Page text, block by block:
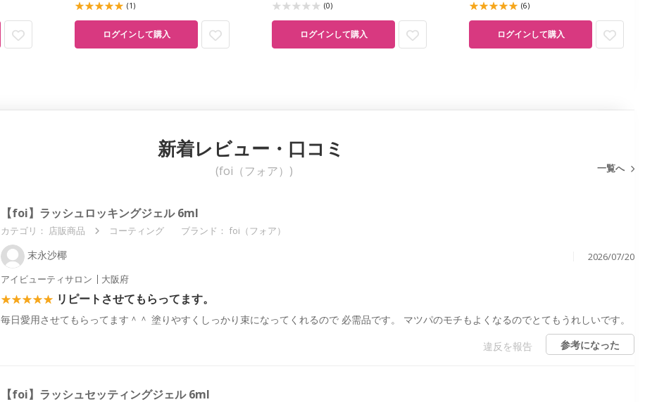
(1)
ログインして購入
(0)
ログインして購入
(6)
ログインして購入
新着レビュー・口コミ
(foi（フォア）) 一覧へ
【foi】ラッシュロッキングジェル 6ml
カテゴリ： 店販商品 コーティング ブランド： foi（フォア）
末永沙椰
2026/07/20
アイビューティサロン
大阪府
リピートさせてもらってます。
毎日愛用させてもらってます＾＾ 塗りやすくしっかり束になってくれるので 必需品です。 マツパのモチもよくなるのでとてもうれしいです。
違反を報告
参考になった
【foi】ラッシュセッティングジェル 6ml